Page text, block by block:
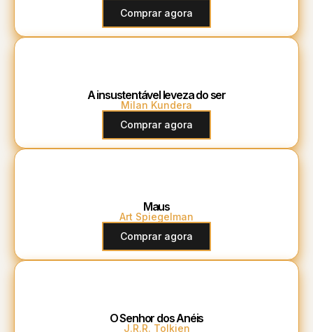
Comprar agora
A insustentável leveza do ser
Milan Kundera
Comprar agora
Maus
Art Spiegelman
Comprar agora
O Senhor dos Anéis
J.R.R. Tolkien